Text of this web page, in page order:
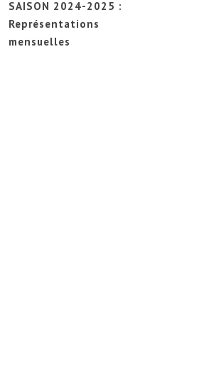
SAISON 2024-2025 :
Représentations
mensuelles